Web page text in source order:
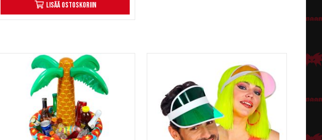
Lisää ostoskoriin